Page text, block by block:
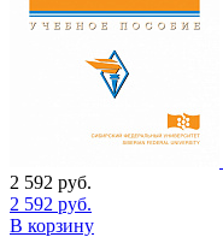
2 592 руб.
2 592 руб.
В корзину